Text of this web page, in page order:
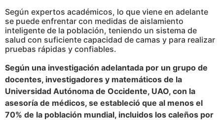
Según expertos académicos, lo que viene en adelante
se puede enfrentar con medidas de aislamiento
inteligente de la población, teniendo un sistema de
salud con suficiente capacidad de camas y para realizar
pruebas rápidas y confiables.
Según una investigación adelantada por un grupo de
docentes, investigadores y matemáticos de la
Universidad Autónoma de Occidente, UAO, con la
asesoría de médicos, se estableció que al menos el
70% de la población mundial, incluidos los caleños por